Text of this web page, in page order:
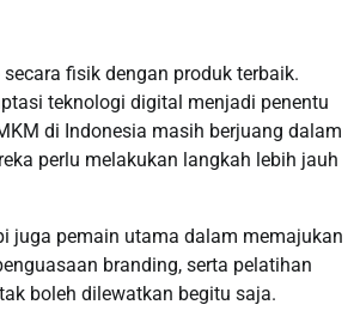
fisik dengan produk terbaik.
teknologi digital menjadi penentu
di Indonesia masih berjuang dalam
perlu melakukan langkah lebih jauh
juga pemain utama dalam memajukan
branding, serta pelatihan
boleh dilewatkan begitu saja.